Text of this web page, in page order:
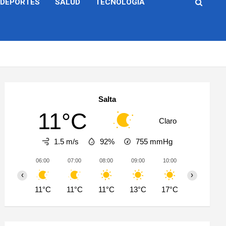
DEPORTES SALUD TECNOLOGÍA
Salta
11°C Claro
1.5 m/s 92% 755 mmHg
06:00
11°C
07:00
11°C
08:00
11°C
09:00
13°C
10:00
17°C
‹ ›